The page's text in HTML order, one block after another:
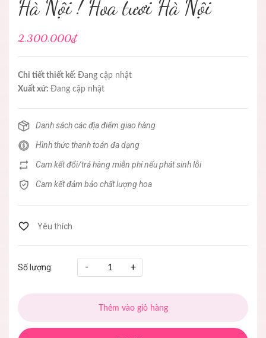
Hà Nội ! Hoa tươi Hà Nội
2.300.000₫
Chi tiết thiết kế: Đang cập nhật
Xuất xứ: Đang cập nhật
Danh sách các địa điểm giao hàng
Hình thức thanh toán đa dạng
Cam kết đổi/trả hàng miễn phí nếu phát sinh lỗi
Cam kết đảm bảo chất lượng hoa
Số lượng: - +
Thêm vào giỏ hàng